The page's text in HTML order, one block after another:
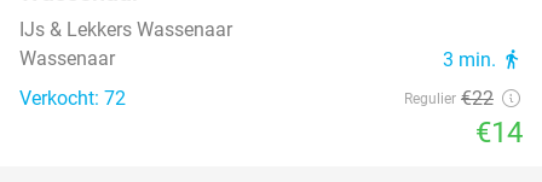
IJs & Lekkers Wassenaar
Wassenaar
3 min. directions_walk
Verkocht: 72 Regulier €22
€14